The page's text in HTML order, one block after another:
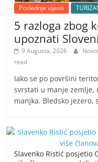
Poslednje vijesti
5 razloga zbog
upoznati
9 Augusta, 2026
read
Iako se po površini
svrstati u manje
manjka. Bledsko jezero,
Slavenko Ristić posjetio